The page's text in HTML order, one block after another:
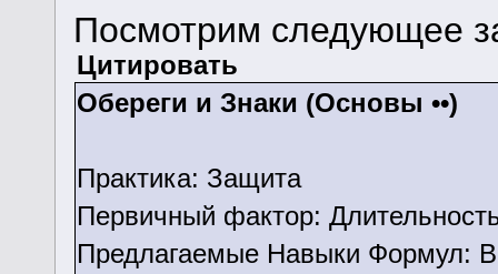
Посмотрим следующее
Цитировать
Обереги и Знаки (Основы ••)
Практика: Защита
Первичный фактор:
Предлагаемые Навыки Формул: